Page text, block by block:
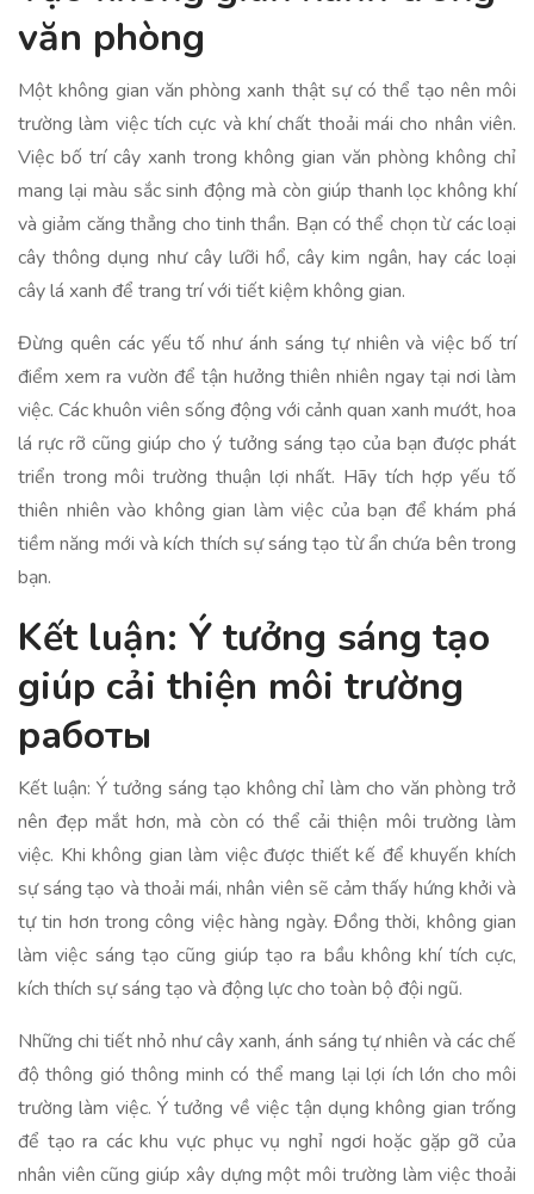
văn phòng
Một không gian văn phòng xanh thật sự có thể tạo nên môi
trường làm việc tích cực và khí chất thoải mái cho nhân viên.
Việc bố trí cây xanh trong không gian văn phòng không chỉ
mang lại màu sắc sinh động mà còn giúp thanh lọc không khí
và giảm căng thẳng cho tinh thần. Bạn có thể chọn từ các loại
cây thông dụng như cây lưỡi hổ, cây kim ngân, hay các loại
cây lá xanh để trang trí với tiết kiệm không gian.
Đừng quên các yếu tố như ánh sáng tự nhiên và việc bố trí
điểm xem ra vườn để tận hưởng thiên nhiên ngay tại nơi làm
việc. Các khuôn viên sống động với cảnh quan xanh mướt, hoa
lá rực rỡ cũng giúp cho ý tưởng sáng tạo của bạn được phát
triển trong môi trường thuận lợi nhất. Hãy tích hợp yếu tố
thiên nhiên vào không gian làm việc của bạn để khám phá
tiềm năng mới và kích thích sự sáng tạo từ ẩn chứa bên trong
bạn.
Kết luận: Ý tưởng sáng tạo
giúp cải thiện môi trường
работы
Kết luận: Ý tưởng sáng tạo không chỉ làm cho văn phòng trở
nên đẹp mắt hơn, mà còn có thể cải thiện môi trường làm
việc. Khi không gian làm việc được thiết kế để khuyến khích
sự sáng tạo và thoải mái, nhân viên sẽ cảm thấy hứng khởi và
tự tin hơn trong công việc hàng ngày. Đồng thời, không gian
làm việc sáng tạo cũng giúp tạo ra bầu không khí tích cực,
kích thích sự sáng tạo và động lực cho toàn bộ đội ngũ.
Những chi tiết nhỏ như cây xanh, ánh sáng tự nhiên và các chế
độ thông gió thông minh có thể mang lại lợi ích lớn cho môi
trường làm việc. Ý tưởng về việc tận dụng không gian trống
để tạo ra các khu vực phục vụ nghỉ ngơi hoặc gặp gỡ của
nhân viên cũng giúp xây dựng một môi trường làm việc thoải